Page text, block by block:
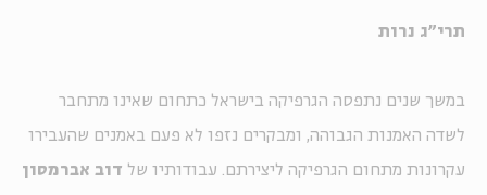
תרי"ג נרות
במשך שנים נתפסה הגרפיקה בישראל כתחום שאינו מתחבר
לשדה האמנות הגבוהה, ומבקרים נזפו לא פעם באמנים שהעבירו
עקרונות מתחום הגרפיקה ליצירתם. עבודותיו של דוב אברמסון